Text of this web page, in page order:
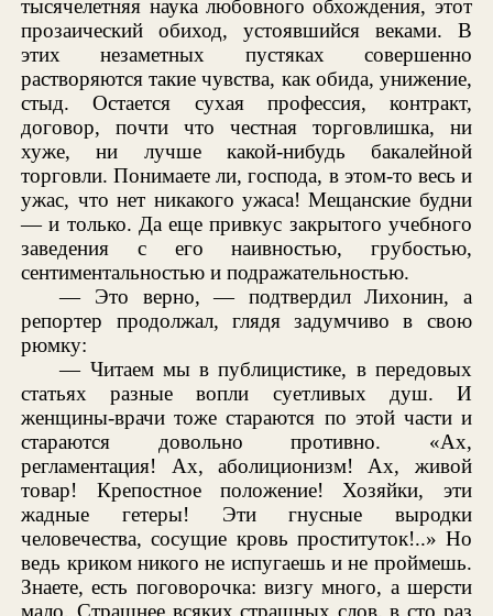
тысячелетняя наука любовного обхождения, этот
прозаический обиход, устоявшийся веками. В
этих незаметных пустяках совершенно
растворяются такие чувства, как обида, унижение,
стыд. Остается сухая профессия, контракт,
договор, почти что честная торговлишка, ни
хуже, ни лучше какой-нибудь бакалейной
торговли. Понимаете ли, господа, в этом-то весь и
ужас, что нет никакого ужаса! Мещанские будни
— и только. Да еще привкус закрытого учебного
заведения с его наивностью, грубостью,
сентиментальностью и подражательностью.
— Это верно, — подтвердил Лихонин, а
репортер продолжал, глядя задумчиво в свою
рюмку:
— Читаем мы в публицистике, в передовых
статьях разные вопли суетливых душ. И
женщины-врачи тоже стараются по этой части и
стараются довольно противно. «Ах,
регламентация! Ах, аболиционизм! Ах, живой
товар! Крепостное положение! Хозяйки, эти
жадные гетеры! Эти гнусные выродки
человечества, сосущие кровь проституток!..» Но
ведь криком никого не испугаешь и не проймешь.
Знаете, есть поговорочка: визгу много, а шерсти
мало. Страшнее всяких страшных слов, в сто раз